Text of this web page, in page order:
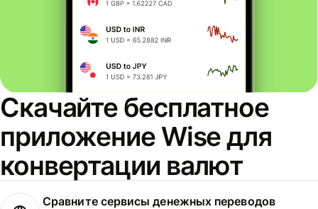
Скачайте бесплатное
приложение Wise для
конвертации валют
Сравните сервисы денежных переводов